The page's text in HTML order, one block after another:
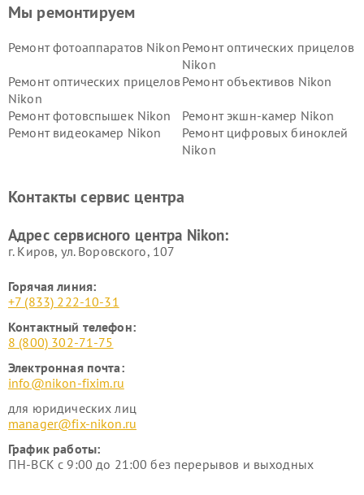
Мы ремонтируем
Ремонт фотоаппаратов Nikon Ремонт оптических прицелов
Nikon
Ремонт оптических прицелов
Nikon
Ремонт объективов Nikon
Ремонт фотовспышек Nikon
Ремонт экшн-камер Nikon
Ремонт видеокамер Nikon
Ремонт цифровых биноклей
Nikon
Ремонт цифровых монокуляров Nikon
Контакты сервис центра
Адрес сервисного центра Nikon:
г. Киров, ул. Воровского, 107
Горячая линия:
+7 (833) 222-10-31
Контактный телефон:
8 (800) 302-71-75
Электронная почта:
info@nikon-fixim.ru
для юридических лиц
manager@fix-nikon.ru
График работы:
ПН-ВСК с 9:00 до 21:00 без перерывов и выходных